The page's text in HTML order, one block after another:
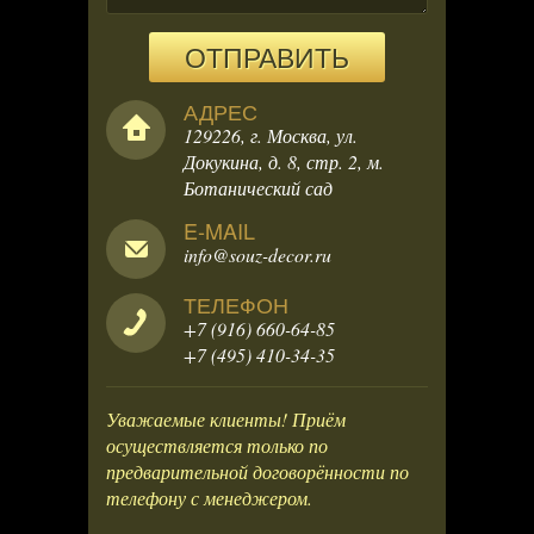
ОТПРАВИТЬ
АДРЕС
129226, г. Москва, ул.
Докукина, д. 8, стр. 2, м.
Ботанический сад
E-MAIL
info@souz-decor.ru
ТЕЛЕФОН
+7 (916) 660-64-85
+7 (495) 410-34-35
Уважаемые клиенты! Приём
осуществляется только по
предварительной договорённости по
телефону с менеджером.